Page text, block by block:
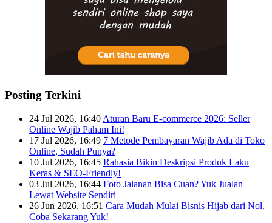
Posting Terkini
24 Jul 2026, 16:40 Aturan Baru E-commerce 2026: Seller
Online Wajib Paham Ini!
17 Jul 2026, 16:49 7 Metode Pembayaran Wajib Ada di Toko
Online, Sudah Punya?
10 Jul 2026, 16:45 Rahasia Bikin Deskripsi Produk Laku
Keras & SEO-Friendly!
03 Jul 2026, 16:44 Foto Jalanan Bisa Cuan? Yuk Jualan
Lewat Website Sendiri
26 Jun 2026, 16:51 Cara Mudah Mulai Bisnis Hijab dari Nol,
Coba Sekarang Yuk!